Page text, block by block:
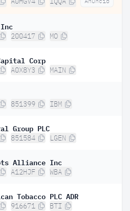
200417 MO
Corp
A0X8Y3 MAIN
851399 IBM
Group PLC
851584 LGEN
Alliance Inc
A12HJF WBA
Tobacco PLC ADR
916671 BTI